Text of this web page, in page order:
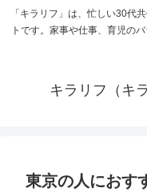
「キラリフ」は、忙しい30代
トです。家事や仕事、育児の
キラリフ（キ
東京の人におす